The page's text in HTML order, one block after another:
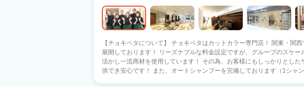
【チョキペタについて】 チョキペタはカットカラー専門店！ 関東・関
展開しております！ リーズナブルな料金設定ですが、グループのスケー
活かし一流商材を使用しています！ その為、お客様にもしっかりとした
供でき安心です！ また、オートシャンプーを完備しております（1シャ